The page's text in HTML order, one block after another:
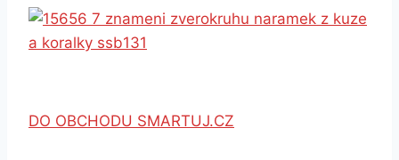
DO OBCHODU SMARTUJ.CZ